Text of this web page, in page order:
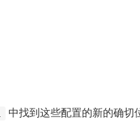
中找到这些配置的新的确切